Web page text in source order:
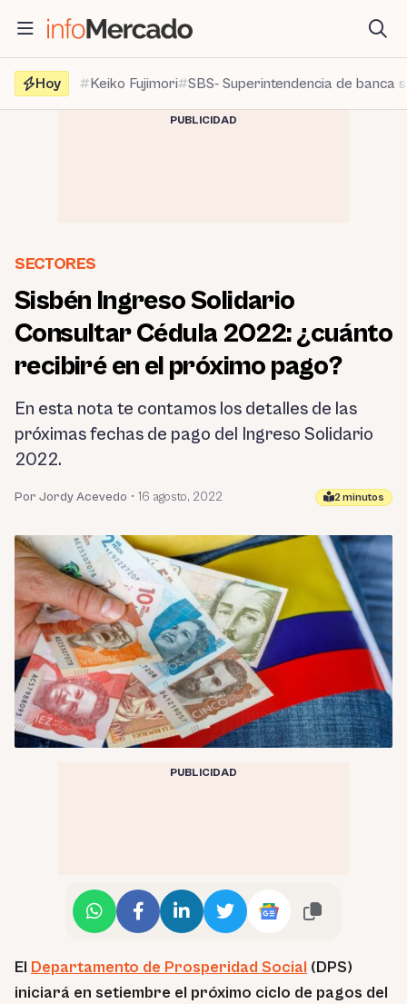
contenido
Hoy
Keiko Fujimori SBS- Superintendencia de banca
PUBLICIDAD
SECTORES
Sisbén Ingreso Solidario
Consultar Cédula 2022: ¿cuánto
recibiré en el próximo pago?
En esta nota te contamos los detalles de las
próximas fechas de pago del Ingreso Solidario
2022.
Por Jordy Acevedo • 16 agosto, 2022 2 minutos
PUBLICIDAD
El Departamento de Prosperidad Social (DPS)
iniciará en setiembre el próximo ciclo de pagos del